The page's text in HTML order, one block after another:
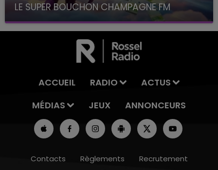
LE SUPER BOUCHON CHAMPAGNE FM
avec La Famille Champagne FM, à 8H10
ACCUEIL RADIO
ACTUS
MÉDIAS
JEUX ANNONCEURS
Contacts Règlements Recrutement